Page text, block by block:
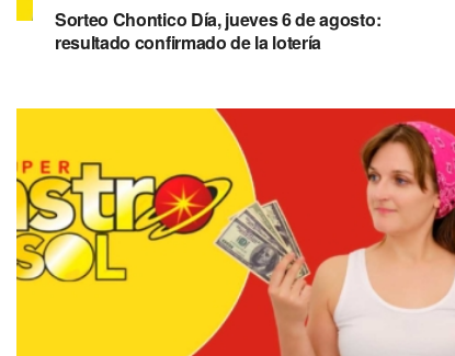
Sorteo Chontico Día, jueves 6 de agosto:
resultado confirmado de la lotería